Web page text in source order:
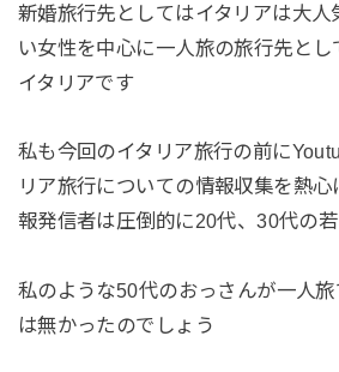
新婚旅行先としてはイタリアは大
い女性を中心に一人旅の旅行先と
イタリアです
私も今回のイタリア旅行の前に
リア旅行についての情報収集を熱
報発信者は圧倒的に20代、30代の
私のような50代のおっさんが一人
は無かったのでしょう